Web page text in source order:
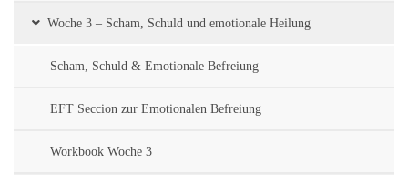
Woche 3 – Scham, Schuld und emotionale Heilung
Scham, Schuld & Emotionale Befreiung
EFT Seccion zur Emotionalen Befreiung
Workbook Woche 3